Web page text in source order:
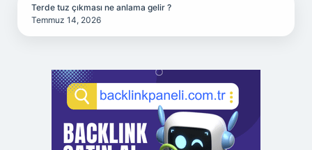
Terde tuz çıkması ne anlama gelir ?
Temmuz 14, 2026